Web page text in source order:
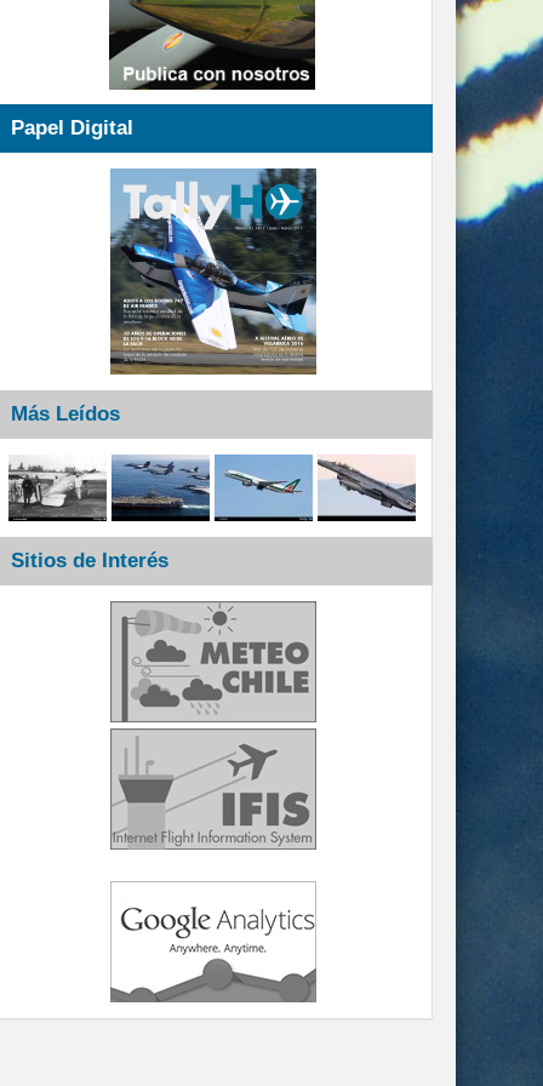
Papel Digital
Más Leídos
Sitios de Interés